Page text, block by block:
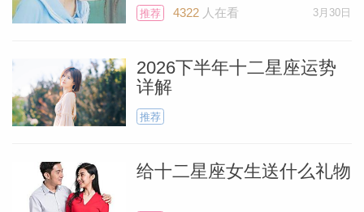
推荐 4322人在看 3月30日
2026下半年十二星座运势
详解
推荐
给十二星座女生送什么礼物